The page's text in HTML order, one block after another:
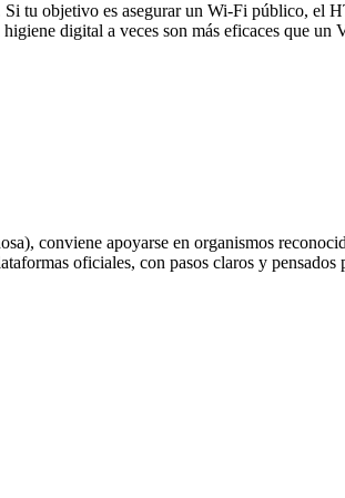
tu objetivo es asegurar un Wi-Fi público, el
digital a veces son más eficaces que
conviene apoyarse en organismos
oficiales, con pasos claros y pensados